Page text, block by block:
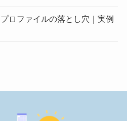
ロファイルの落とし穴｜実例